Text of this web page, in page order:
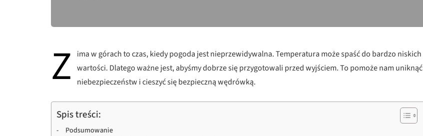
Z
ima w górach to czas, kiedy pogoda jest nieprzewidywalna. Temperatura może spaść do bardzo niskich
wartości. Dlatego ważne jest, abyśmy dobrze się przygotowali przed wyjściem. To pomoże nam uniknąć
niebezpieczeństw i cieszyć się bezpieczną wędrówką.
Spis treści:
Podsumowanie